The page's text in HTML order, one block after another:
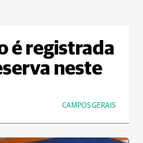
é registrada
neste
CAMPOS GERAIS